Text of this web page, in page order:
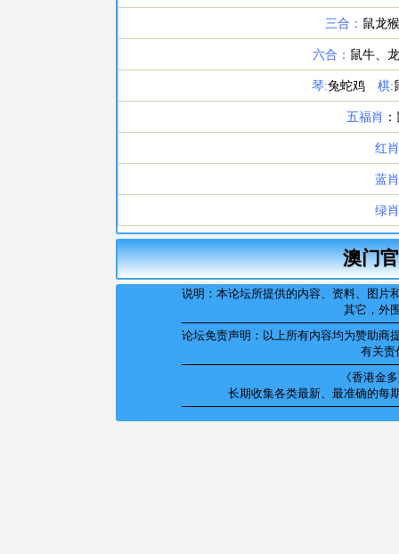
澳门
说明：本论坛所提供的内容、资料、图
其它，外
论坛免责声明：以上所有内容均为赞助商
有关责
《香港金
长期收集各类最新、最准确的每